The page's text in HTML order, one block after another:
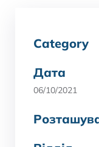
Category
Дата
06/10/2021